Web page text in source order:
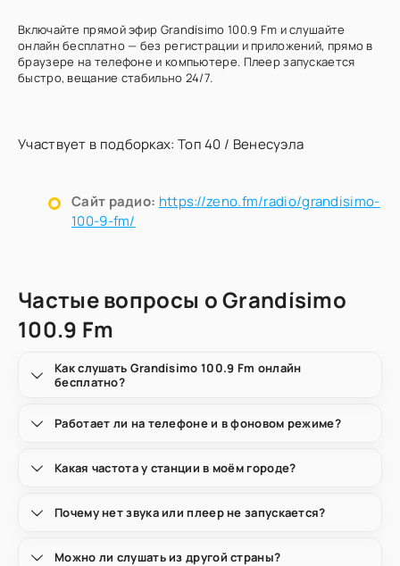
Включайте прямой эфир Grandísimo 100.9 Fm и слушайте
онлайн бесплатно — без регистрации и приложений, прямо в
браузере на телефоне и компьютере. Плеер запускается
быстро, вещание стабильно 24/7.
Участвует в подборках: Топ 40 / Венесуэла
Сайт радио: https://zeno.fm/radio/grandisimo-
100-9-fm/
Частые вопросы о Grandísimo
100.9 Fm
Как слушать Grandísimo 100.9 Fm онлайн
бесплатно?
Работает ли на телефоне и в фоновом режиме?
Какая частота у станции в моём городе?
Почему нет звука или плеер не запускается?
Можно ли слушать из другой страны?